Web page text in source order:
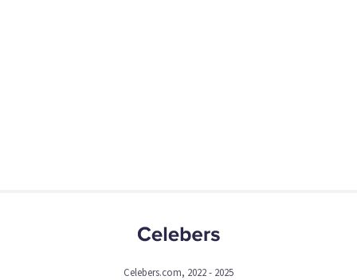
Celebers.com, 2022 - 2025